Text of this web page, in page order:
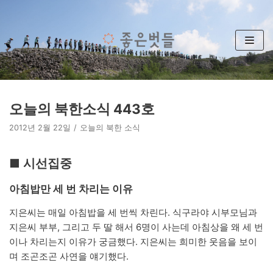
츠
로
건
뛰
기
오늘의 북한소식 443호
2012년 2월 22일 오늘의 북한 소식
■ 시선집중
아침밥만 세 번 차리는 이유
지은씨는 매일 아침밥을 세 번씩 차린다. 식구라야 시부모님과
지은씨 부부, 그리고 두 딸 해서 6명이 사는데 아침상을 왜 세 번
이나 차리는지 이유가 궁금했다. 지은씨는 희미한 웃음을 보이
며 조곤조곤 사연을 얘기했다.